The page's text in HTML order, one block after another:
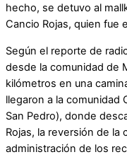
hecho, se detuvo al
Cancio Rojas, quien fue
Según el reporte de
desde la comunidad de
kilómetros en una
llegaron a la comunidad
San Pedro), donde
Rojas, la reversión de la
administración de los